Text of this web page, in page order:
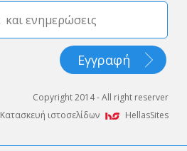
Copyright 2014 - All right reserver
Κατασκευή ιστοσελίδων
HellasSites